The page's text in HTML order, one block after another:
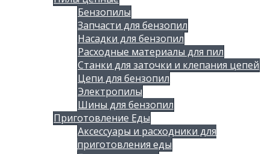
Бензопилы
Запчасти для бензопил
Насадки для бензопил
Расходные материалы для пил
Станки для заточки и клепания цепей
Цепи для бензопил
Электропилы
Шины для бензопил
Приготовление Еды
Аксессуары и расходники для
приготовления еды